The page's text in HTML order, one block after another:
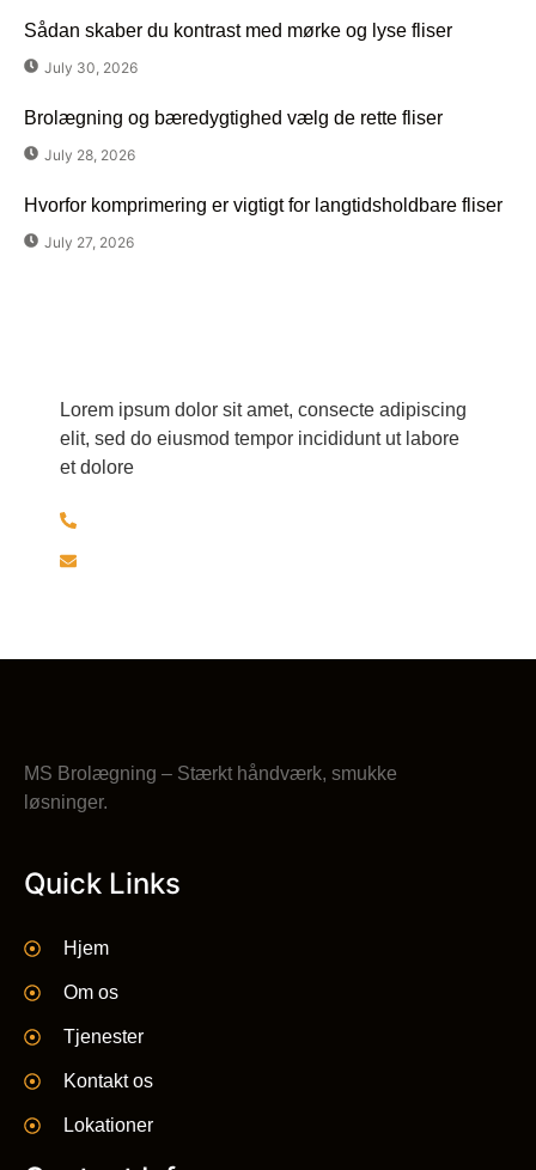
Sådan skaber du kontrast med mørke og lyse fliser
July 30, 2026
Brolægning og bæredygtighed vælg de rette fliser
July 28, 2026
Hvorfor komprimering er vigtigt for langtidsholdbare fliser
July 27, 2026
Lorem ipsum dolor sit amet, consecte adipiscing
elit, sed do eiusmod tempor incididunt ut labore
et dolore
MS Brolægning – Stærkt håndværk, smukke
løsninger.
Quick Links
Hjem
Om os
Tjenester
Kontakt os
Lokationer